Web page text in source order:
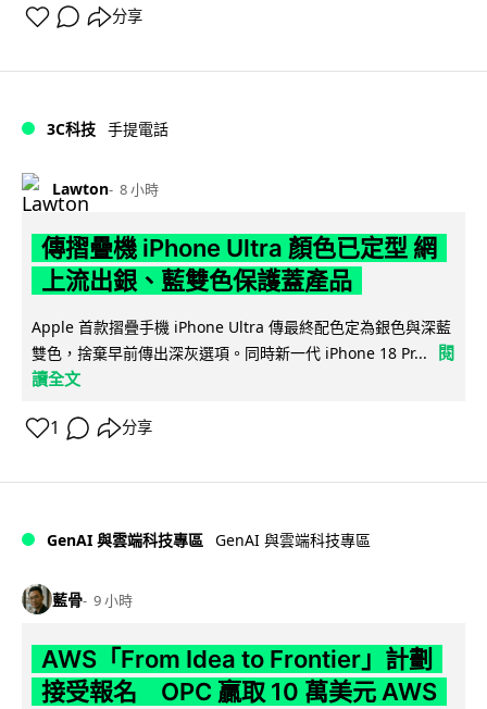
分享
3C科技 手提電話
Lawton 8 小時
傳摺疊機 iPhone Ultra 顏色已定型 網
上流出銀、藍雙色保護蓋產品
Apple 首款摺疊手機 iPhone Ultra 傳最終配色定為銀色與深藍
雙色，捨棄早前傳出深灰選項。同時新一代 iPhone 18 Pr...
閱
讀全文
1 分享
GenAI 與雲端科技專區 GenAI 與雲端科技專區
藍骨 9 小時
AWS「From Idea to Frontier」計劃
接受報名 OPC 贏取 10 萬美元 AWS